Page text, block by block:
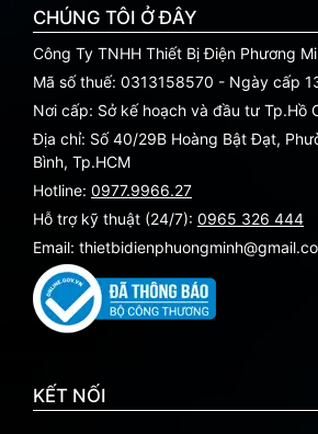
CHÚNG TÔI Ở ĐÂY
Công Ty TNHH Thiết Bị Điện Phương
Mã số thuế: 0313158570 - Ngày cấp
Nơi cấp: Sở kế hoạch và đầu tư Tp.Hồ
Địa chỉ: Số 40/29B Hoàng Bật Đạt,
Bình, Tp.HCM
Hotline: 0977.9966.27
Hỗ trợ kỹ thuật (24/7): 0965 326 444
Email:
KẾT NỐI